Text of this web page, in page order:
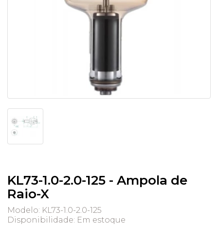
KL73-1.0-2.0-125 - Ampola de
Raio-X
Modelo: KL73-1.0-2.0-125
Disponibilidade: Em estoque